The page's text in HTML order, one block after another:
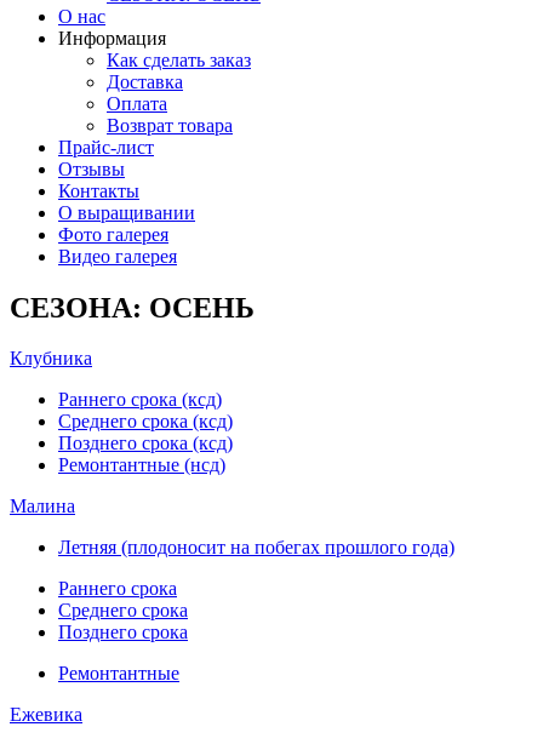
О нас
Информация
Как сделать заказ
Доставка
Оплата
Возврат товара
Прайс-лист
Отзывы
Контакты
О выращивании
Фото галерея
Видео галерея
СЕЗОНА: ОСЕНЬ
Клубника
Раннего срока (ксд)
Среднего срока (ксд)
Позднего срока (ксд)
Ремонтантные (нсд)
Малина
Летняя (плодоносит на побегах прошлого года)
Раннего срока
Среднего срока
Позднего срока
Ремонтантные
Ежевика